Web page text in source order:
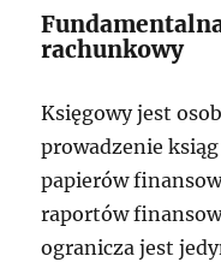
rachunkowy
Księgowy jest
prowadzenie
papierów
raportów
ogranicza jest